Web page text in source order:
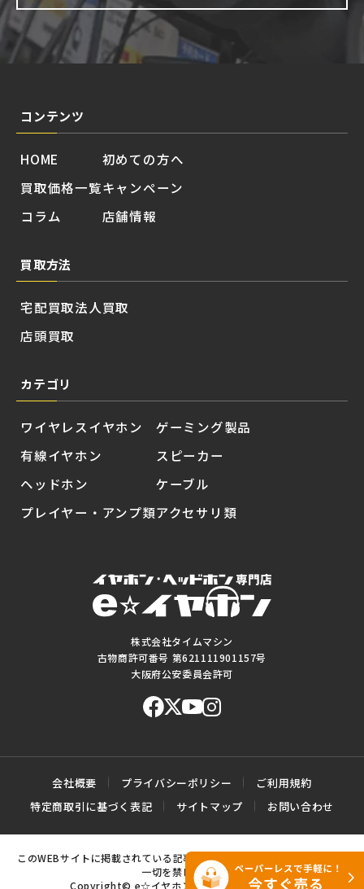
株式会社タイムマシン
古物商許可番号 第621111901157号
大阪府公安委員会許可
コンテンツ
HOME
買取価格一覧
コラム
初めての方へ
キャンペーン
店舗情報
買取方法
宅配買取
店頭買取
法人買取
カテゴリ
ワイヤレスイヤホン
有線イヤホン
ヘッドホン
プレイヤー・アンプ類
ゲーミング製品
スピーカー
ケーブル
アクセサリ類
会社概要 プライバシーポリシー
ご利用規約
特定商取引に基づく表記
サイトマップ お問い合わせ
このWEBサイトに掲載されている記事・写真・図表などの転載・複製の
一切を禁じます。
Copyright© e☆イヤホン All rights reserved.